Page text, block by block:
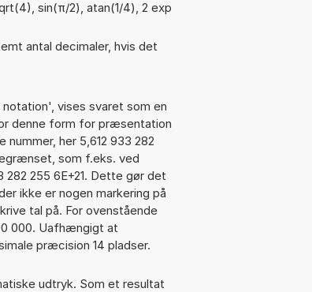
sin(π/2), atan(1/4), 2 exp
antal decimaler, hvis det
vises svaret som en
denne form for præsentation
her 5,612 933 282
som f.eks. ved
255 6E+21. Dette gør det
ikke er nogen markering på
tal på. For ovenstående
000. Uafhængigt at
præcision 14 pladser.
udtryk. Som et resultat